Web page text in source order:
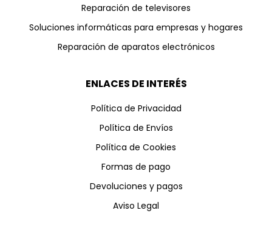
Reparación de televisores
Soluciones informáticas para empresas y hogares
Reparación de aparatos electrónicos
ENLACES DE INTERÉS
Política de Privacidad
Política de Envíos
Política de Cookies
Formas de pago
Devoluciones y pagos
Aviso Legal